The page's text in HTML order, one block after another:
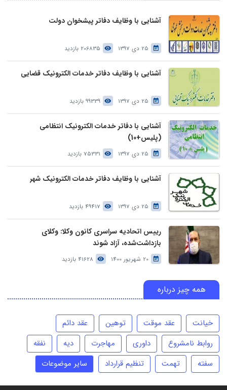
آشنایی با وظایف دفاتر پیشخوان دولت
25 دی 1397 206835 بازدید
آشنایی با وظایف دفاتر خدمات الکترونیک قضایی
25 دی 1397 99339 بازدید
آشنایی با دفاتر خدمات الکترونیک انتظامی
(پلیس+10)
25 دی 1397 75331 بازدید
آشنایی با وظایف دفاتر خدمات الکترونیک شهر
25 دی 1397 49417 بازدید
رییس اتحادیه سراسری کانون وکلا: وکلای
بازداشت‌شده، آزاد شوند
20 شهریور 1400 41628 بازدید
همه چیز درباره
خیانت عقد موقت توهین
عقد دائم
روابط نامشروع
داوری مهاجرت دیه
نفقه
سفته
تهمت تنظیم قرارداد سایر موضوعات